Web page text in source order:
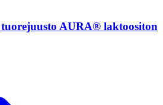
AURA® laktoositon